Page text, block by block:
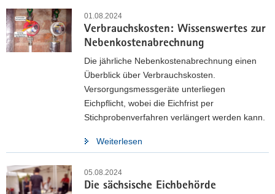
01.08.2024
Verbrauchskosten: Wissenswertes zur
Nebenkostenabrechnung
Die jährliche Nebenkostenabrechnung einen
Überblick über Verbrauchskosten.
Versorgungsmessgeräte unterliegen
Eichpflicht, wobei die Eichfrist per
Stichprobenverfahren verlängert werden kann.
Weiterlesen
05.08.2024
Die sächsische Eichbehörde